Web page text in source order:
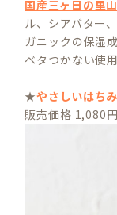
国産三ヶ日の里
ル、シアバター
ガニックの保湿
ベタつかない使
★やさしいはち
販売価格 1,080円